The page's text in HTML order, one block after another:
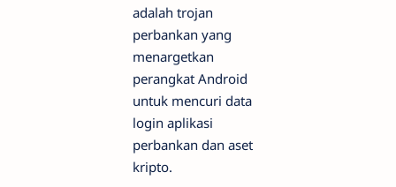
adalah trojan
perbankan yang
menargetkan
perangkat Android
untuk mencuri data
login aplikasi
perbankan dan aset
kripto.